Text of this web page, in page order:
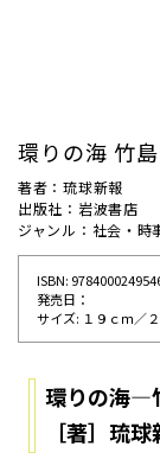
環りの海 竹
著者：琉球新報
出版社：岩波書店
ジャンル：社会・時
ISBN:
発売⽇：
サイズ: １９ｃｍ／
環りの海—
［著］琉